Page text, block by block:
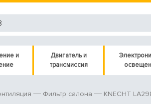
и
Двигатель и
трансмиссия
Фильтр салона KNECHT